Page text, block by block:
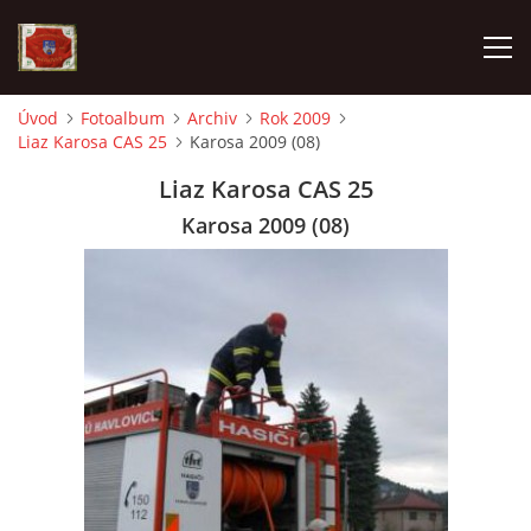
AKTUALITY
KROUŽEK MLADÝCH HASIČŮ
OHLÁŠENÍ PÁLENÍ
Úvod Fotoalbum Archiv
Rok 2009
Liaz Karosa CAS 25
Karosa 2009 (08)
Liaz Karosa CAS 25
Karosa 2009 (08)